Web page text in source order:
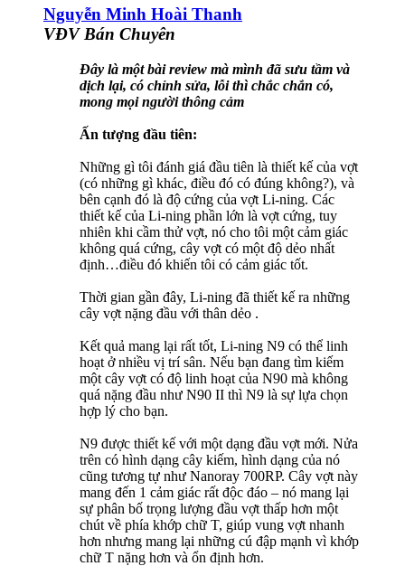
Nguyễn Minh Hoài Thanh
VĐV Bán Chuyên
Đây là một bài review mà mình đã sưu tầm và
dịch lại, có chỉnh sửa, lỗi thì chắc chắn có,
mong mọi người thông cảm
Ấn tượng đầu tiên:
Những gì tôi đánh giá đầu tiên là thiết kế của vợt
(có những gì khác, điều đó có đúng không?), và
bên cạnh đó là độ cứng của vợt Li-ning. Các
thiết kế của Li-ning phần lớn là vợt cứng, tuy
nhiên khi cầm thử vợt, nó cho tôi một cảm giác
không quá cứng, cây vợt có một độ dẻo nhất
định…điều đó khiến tôi có cảm giác tốt.
Thời gian gần đây, Li-ning đã thiết kế ra những
cây vợt nặng đầu với thân dẻo .
Kết quả mang lại rất tốt, Li-ning N9 có thể linh
hoạt ở nhiều vị trí sân. Nếu bạn đang tìm kiếm
một cây vợt có độ linh hoạt của N90 mà không
quá nặng đầu như N90 II thì N9 là sự lựa chọn
hợp lý cho bạn.
N9 được thiết kế với một dạng đầu vợt mới. Nửa
trên có hình dạng cây kiếm, hình dạng của nó
cũng tương tự như Nanoray 700RP. Cây vợt này
mang đến 1 cảm giác rất độc đáo – nó mang lại
sự phân bố trọng lượng đầu vợt thấp hơn một
chút về phía khớp chữ T, giúp vung vợt nhanh
hơn nhưng mang lại những cú đập mạnh vì khớp
chữ T nặng hơn và ổn định hơn.